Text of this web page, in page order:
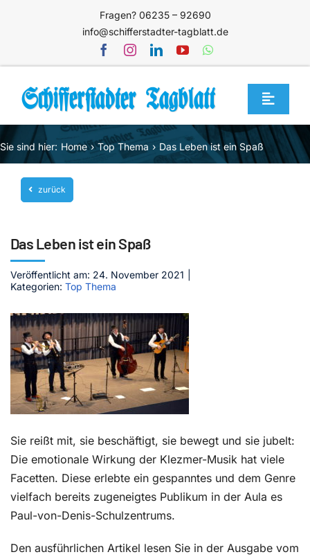
Fragen? 06235 – 92690
info@schifferstadter-tagblatt.de
Toggle
Home
Themen
Blog
Service
Mediathek
Kontakt
Sie sind hier: Home Top Thema Das Leben ist ein Spaß
zurück
Das Leben ist ein Spaß
Veröffentlicht am: 24. November 2021
Kategorien: Top Thema
Sie reißt mit, sie beschäftigt, sie bewegt und sie jubelt:
Die emotionale Wirkung der Klezmer-Musik hat viele
Facetten. Diese erlebte ein gespanntes und dem Genre
vielfach bereits zugeneigtes Publikum in der Aula es
Paul-von-Denis-Schulzentrums.
Den ausführlichen Artikel lesen Sie in der Ausgabe vom